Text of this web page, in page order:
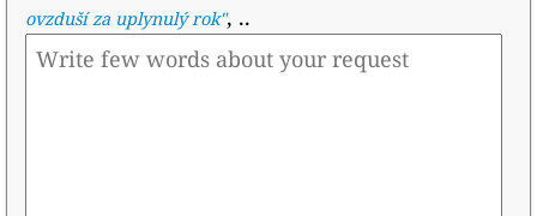
ovzduší za uplynulý rok", ..